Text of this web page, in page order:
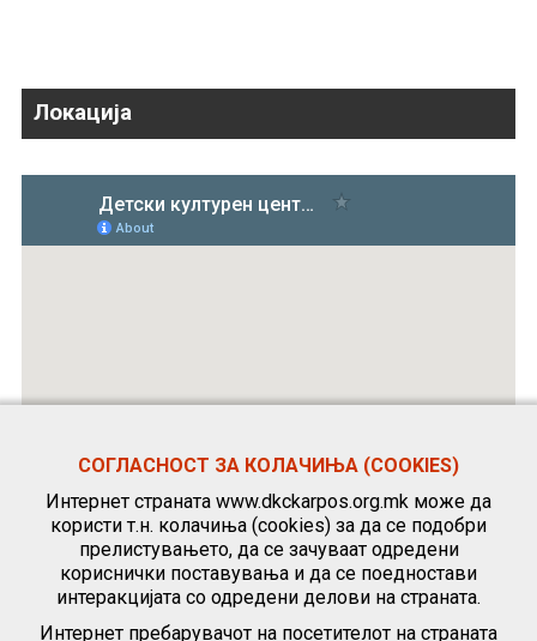
Локација
СОГЛАСНОСТ ЗА КОЛАЧИЊА (COOKIES)
Интернет страната www.dkckarpos.org.mk може да
користи т.н. колачиња (cookies) за да се подобри
прелистувањето, да се зачуваат одредени
кориснички поставувања и да се поедностави
интеракцијата со одредени делови на страната.
Интернет пребарувачот на посетителот на страната